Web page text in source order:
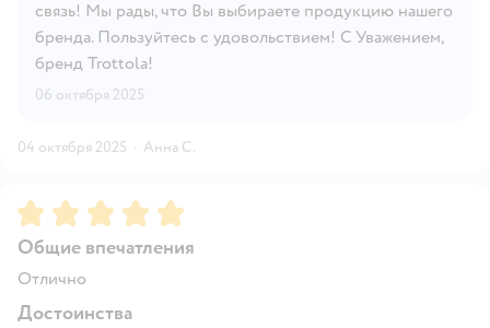
связь! Мы рады, что Вы выбираете продукцию нашего
бренда. Пользуйтесь с удовольствием! С Уважением,
бренд Trottola!
06 октября 2025
04 октября 2025 · Анна С.
Рейтинг:5
Общие впечатления
Отлично
Достоинства